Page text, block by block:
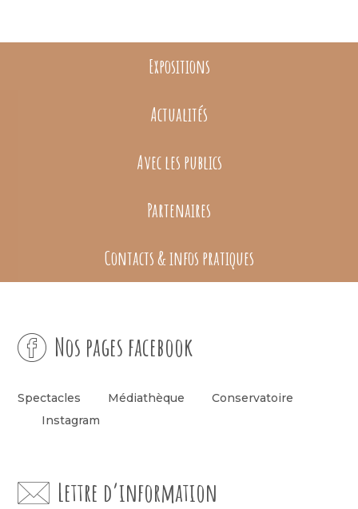
Expositions
Actualités
Avec les publics
Partenaires
Contacts & infos pratiques
Nos pages facebook
Spectacles Médiathèque
Conservatoire
Instagram
Lettre d’information